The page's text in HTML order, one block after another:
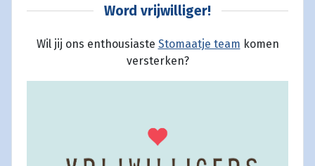
Word vrijwilliger!
Wil jij ons enthousiaste Stomaatje team komen
versterken?